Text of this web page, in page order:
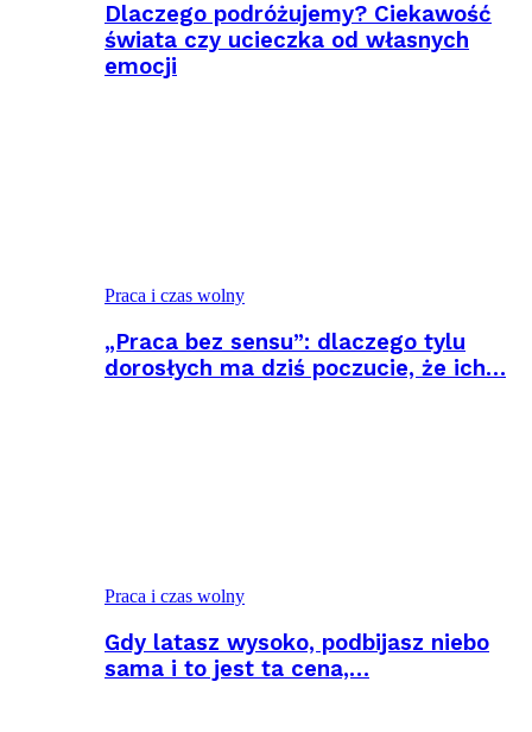
Dlaczego podróżujemy? Ciekawość
świata czy ucieczka od własnych
emocji
Praca i czas wolny
„Praca bez sensu”: dlaczego tylu
dorosłych ma dziś poczucie, że ich…
Praca i czas wolny
Gdy latasz wysoko, podbijasz niebo
sama i to jest ta cena,…